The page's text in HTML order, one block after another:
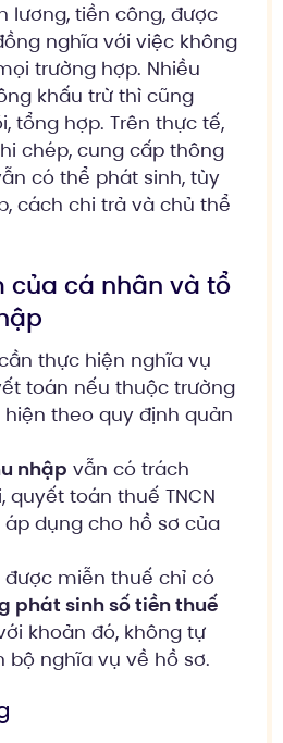
lương, tiền công, được
nghĩa với việc không
trường hợp. Nhiều
khấu trừ thì cũng
tổng hợp. Trên thực tế,
chép, cung cấp thông
có thể phát sinh, tùy
cách chi trả và chủ thể
của cá nhân và tổ
thực hiện nghĩa vụ
toán nếu thuộc trường
theo quy định quản
nhập vẫn có trách
quyết toán thuế TNCN
dụng cho hồ sơ của
được miễn thuế chỉ có
phát sinh số tiền thuế
khoản đó, không tự
bộ nghĩa vụ về hồ sơ.